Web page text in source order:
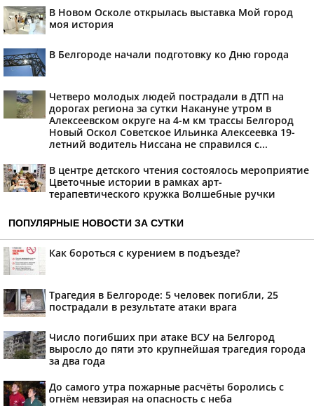
В Новом Осколе открылась выставка Мой город
моя история
В Белгороде начали подготовку ко Дню города
Четверо молодых людей пострадали в ДТП на
дорогах региона за сутки Накануне утром в
Алексеевском округе на 4-м км трассы Белгород
Новый Оскол Советское Ильинка Алексеевка 19-
летний водитель Ниссана не справился с...
В центре детского чтения состоялось мероприятие
Цветочные истории в рамках арт-
терапевтического кружка Волшебные ручки
ПОПУЛЯРНЫЕ НОВОСТИ ЗА СУТКИ
Как бороться с курением в подъезде?
Трагедия в Белгороде: 5 человек погибли, 25
пострадали в результате атаки врага
Число погибших при атаке ВСУ на Белгород
выросло до пяти это крупнейшая трагедия города
за два года
До самого утра пожарные расчёты боролись с
огнём невзирая на опасность с неба